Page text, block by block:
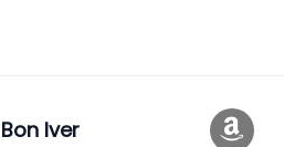
Bon Iver